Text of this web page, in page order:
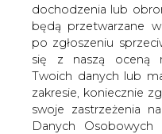
dochodzenia lub
będą przetwarzane
po zgłoszeniu
się z naszą oceną
Twoich danych lub
zakresie, koniecznie
swoje zastrzeżenia
Danych
#kraj #paliwa
Artykuł powstał bez
Wydawca portalu CIRE
szkoleń treningowych